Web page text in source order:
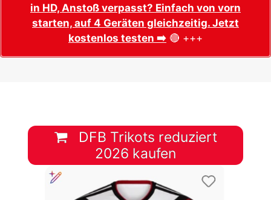
in HD, Anstoß verpasst? Einfach von vorn
starten, auf 4 Geräten gleichzeitig. Jetzt
kostenlos testen ➡️ 🔴 +++
DFB Trikots reduziert
2026 kaufen